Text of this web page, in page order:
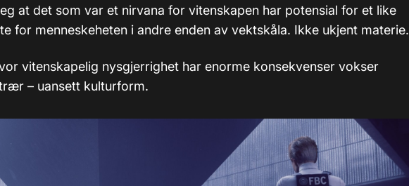
at det som var et nirvana for vitenskapen har potensial for et like
for menneskeheten i andre enden av vektskåla. Ikke ukjent materie.
vitenskapelig nysgjerrighet har enorme konsekvenser vokser
– uansett kulturform.